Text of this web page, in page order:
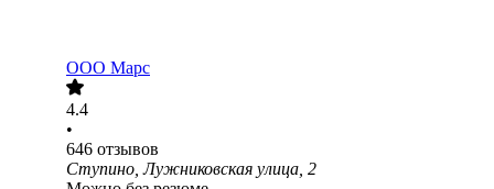
ООО Марс
4.4
•
646 отзывов
Ступино, Лужниковская улица, 2